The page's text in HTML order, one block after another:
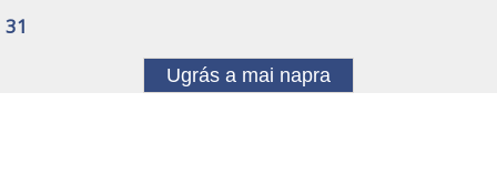
31
Ugrás a mai napra